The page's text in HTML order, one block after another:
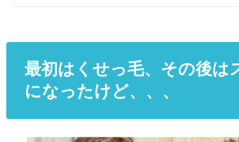
最初はくせっ毛、その後は
になったけど、、、